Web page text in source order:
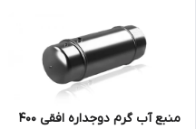
منبع آب گرم دوجداره افقی 400